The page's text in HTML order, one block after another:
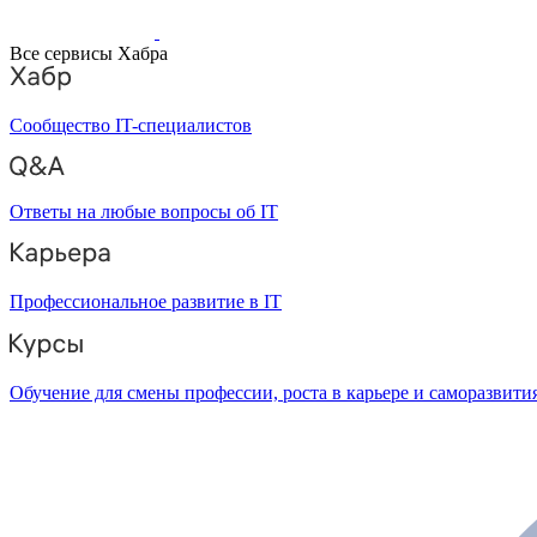
Все сервисы Хабра
Сообщество IT-специалистов
Ответы на любые вопросы об IT
Профессиональное развитие в IT
Обучение для смены профессии, роста в карьере и